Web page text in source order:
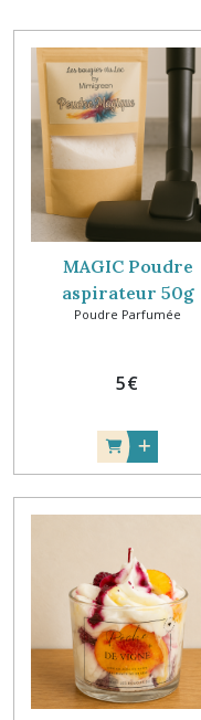
MAGIC Poudre
aspirateur 50g
Poudre Parfumée
5€